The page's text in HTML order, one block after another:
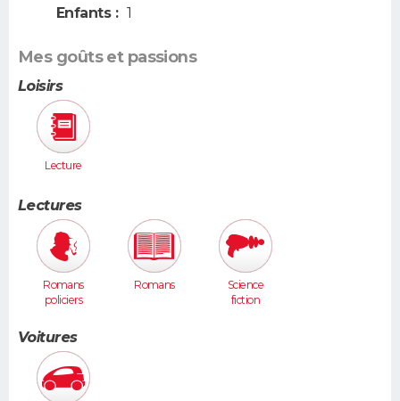
Enfants : 1
Mes goûts et passions
Loisirs
Lecture
Lectures
Romans
policiers
Romans
Science
fiction
Voitures